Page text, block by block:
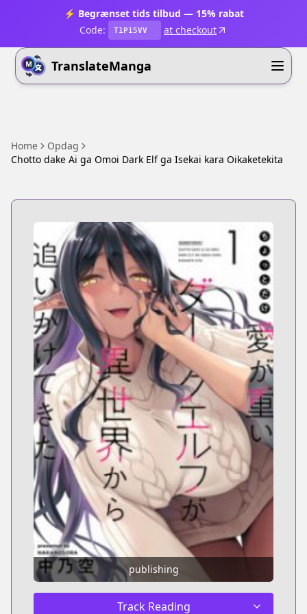
⚡ Begrænset tids tilbud — 15% rabat
Code:
T1P15VV at checkout
TranslateManga
Home
Opdag
Chotto dake Ai ga Omoi Dark Elf ga Isekai kara Oikaketekita
publishing
Track Reading